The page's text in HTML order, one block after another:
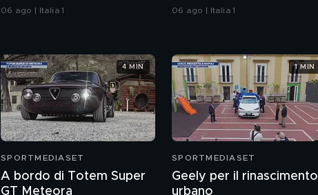
06 ago | Italia 1 06 ago | Italia 1
SPORTMEDIASET
A bordo di Totem Super
GT Meteora
4 MIN
SPORTMEDIASET
Geely per il rinascimento
urbano
1 MIN